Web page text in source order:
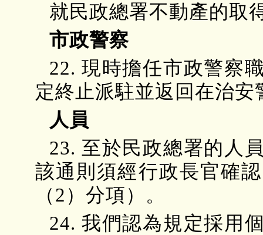
就民政總署不動產的取
市政警察
22. 現時擔任市政警察
定終止派駐並返回在治安
人員
23. 至於民政總署的人
該通則須經行政長官確
（2）分項）。
24. 我們認為規定採用